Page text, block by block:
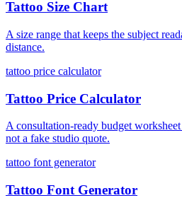
Tattoo Size Chart
A size range that keeps the subject
distance.
tattoo price calculator
Tattoo Price Calculator
A consultation-ready budget
not a fake studio quote.
tattoo font generator
Tattoo Font Generator